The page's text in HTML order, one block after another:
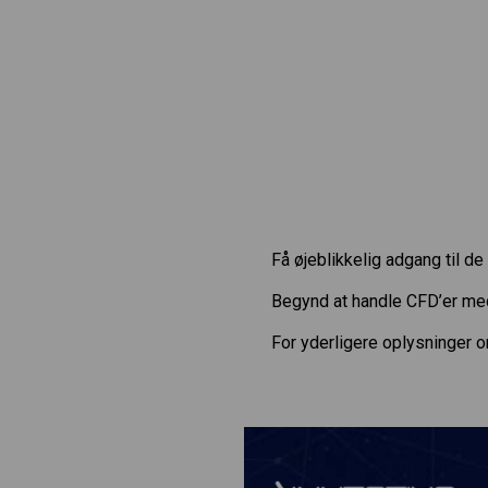
Få øjeblikkelig adgang til
Begynd at handle CFD’er
For yderligere oplysninger